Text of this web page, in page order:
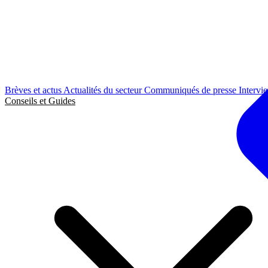
Brèves et actus Actualités du secteurCommuniqués de presse
Conseils et Guides